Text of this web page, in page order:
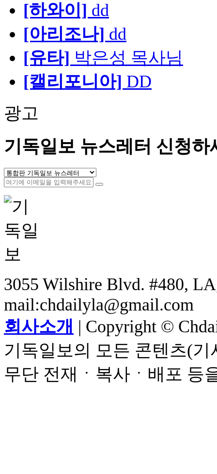
[하와이] dd
[아리조나] dd
[유타] 박은성 목사님
[캘리포니아] DD
광고
기독일보 뉴스레터 신청하
3055 Wilshire Blvd. #480,
mail:chdailyla@gmail.com
회사소개 | Copyright ©
기독일보의 모든 콘텐츠(
무단 전재ㆍ복사ㆍ배포 등